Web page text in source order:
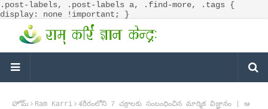
.post-labels, .post-labels a, .find-more, .tags {
display: none !important; }
హోమ్ Ram Karri
శరీరంలోని 7 చక్రాలకు సంబంధించిన మార్మిక విజ్ఞానం | ఆ